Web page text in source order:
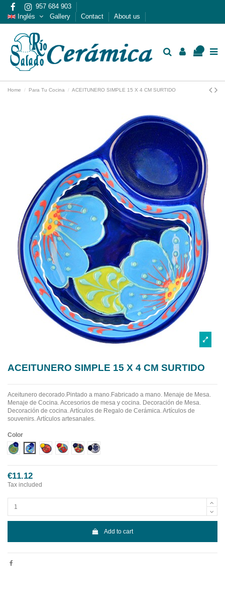
957 684 903
Inglés
Gallery Contact About us
Home Para Tu Cocina ACEITUNERO SIMPLE 15 X 4 CM SURTIDO
ACEITUNERO SIMPLE 15 X 4 CM SURTIDO
Aceitunero decorado.Pintado a mano.Fabricado a mano. Menaje de Mesa.
Menaje de Cocina. Accesorios de mesa y cocina. Decoración de Mesa.
Decoración de cocina. Artículos de Regalo de Cerámica. Artículos de
souvenirs. Artículos artesanales.
Color
Diseño 1Diseño 2Diseño 3Diseño 4Diseño 5Diseño 6
€11.12
Tax included
Add to cart